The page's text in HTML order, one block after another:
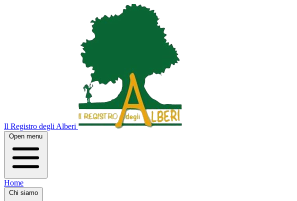
Il Registro degli Alberi
Open menu
Home
Chi siamo